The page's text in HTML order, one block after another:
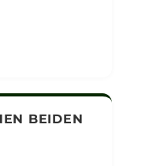
BEIDEN